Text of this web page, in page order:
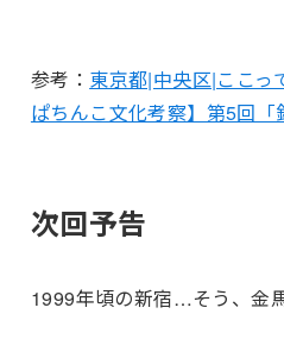
参考： 東京都|中央区|ここっ
ぱちんこ文化考察】第5回「
次回予告
1999年頃の新宿…そう、金